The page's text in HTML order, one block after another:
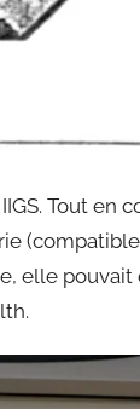
Tout en
elle